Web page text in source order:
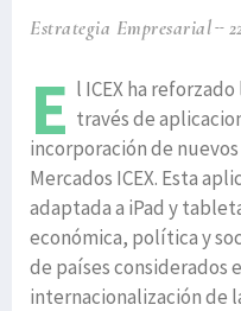
Estrategia Empresarial
E l ICEX ha
través de
incorporación de
Mercados ICEX. Esta
adaptada a iPad y
económica, política y
de países considerados
internacionalización de